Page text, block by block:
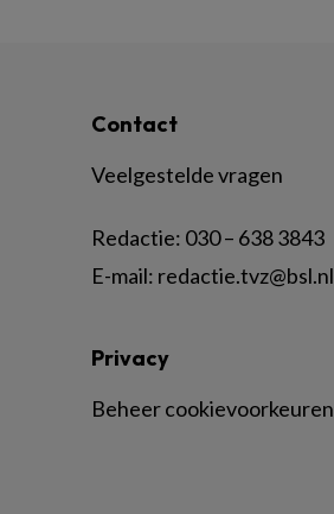
Contact
Veelgestelde vragen
Redactie: 030 – 638 3843
E-mail: redactie.tvz@bsl.nl
Privacy
Beheer cookievoorkeuren